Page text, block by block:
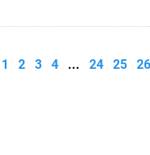
1 2 3 4 ... 24 25 26